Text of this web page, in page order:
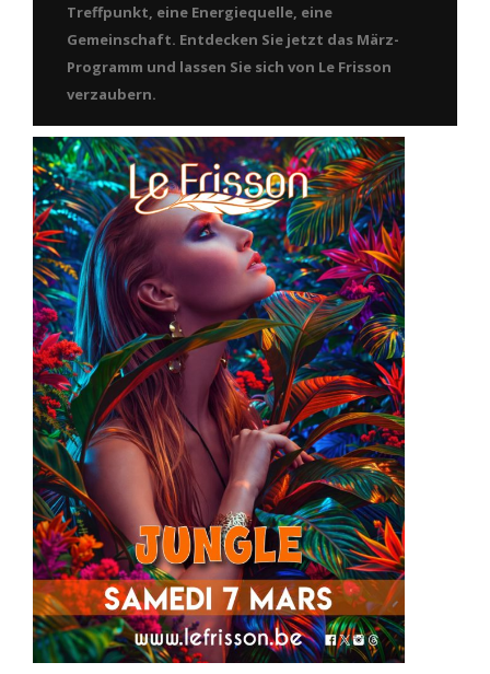
Treffpunkt, eine Energiequelle, eine
Gemeinschaft. Entdecken Sie jetzt das März-
Programm und lassen Sie sich von Le Frisson
verzaubern.